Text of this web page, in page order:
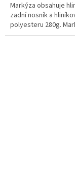
Markýza obsahuje
zadní nosník a
polyesteru 280g.